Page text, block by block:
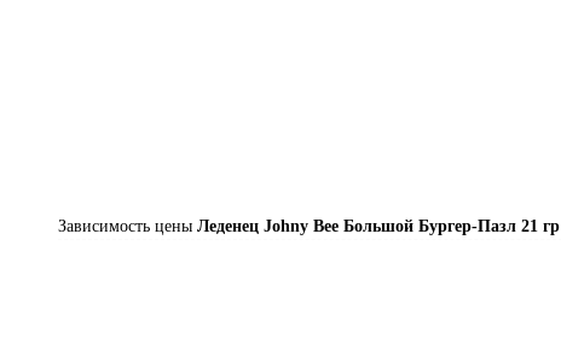
Зависимость цены Леденец Johny Bee Большой Бургер-Пазл 21 гр